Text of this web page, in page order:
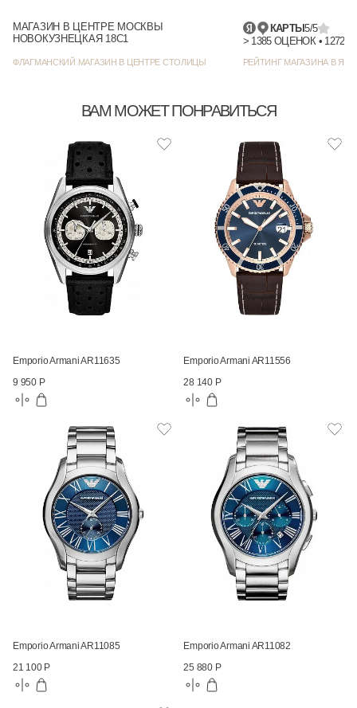
МАГАЗИН В ЦЕНТРЕ МОСКВЫ
НОВОКУЗНЕЦКАЯ 18С1
ФЛАГМАНСКИЙ МАГАЗИН В ЦЕНТРЕ СТОЛИЦЫ
КАРТЫ5/5
РЕЙТИНГ МАГАЗИНА В
ВАМ МОЖЕТ ПОНРАВИТЬСЯ
Emporio Armani AR11635
9 950 Р
Emporio Armani AR11556
28 140 Р
Emporio Armani AR11085
21 100 Р
Emporio Armani AR11082
25 880 Р